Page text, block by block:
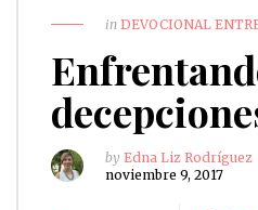
in DEVOCIONAL
by Edna Liz Rodríguez
noviembre 9, 2017